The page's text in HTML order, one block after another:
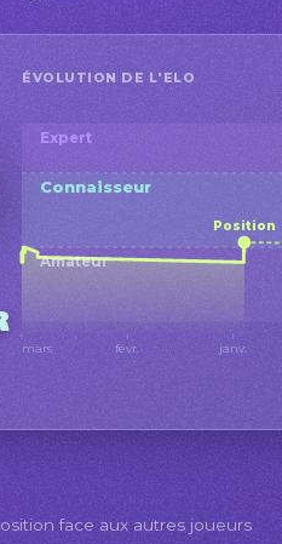
ÉVOLUTION DE L'ELO
Position
Amateur
Connaisseur
Expert
mars févr. janv.
face aux autres joueurs